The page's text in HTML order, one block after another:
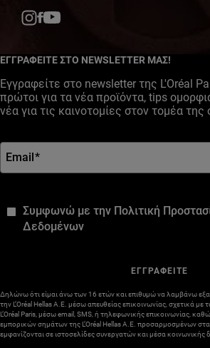
ΕΓΓΡΑΦΕΙΤΕ ΣΤΟ NEWSLETTER ΜΑΣ!
Εγγραφείτε στο newsletter της L'Oréal
πρώτοι για τα νέα προϊόντα, tips
νέα για τις καινοτομίες στον τομέα της
Email*
Συμφωνώ με την Πολιτική
Δεδομένων
ΕΓΓΡΑΦΕΙΤΕ
Δηλώνω ότι είμαι άνω των 16 ετών και επιθυμώ να λαμβάνω
την L’Oréal Hellas A.E. μέσω απευθείας επικοινωνίας, σχετικά με
L’Oréal Paris, μέσω email, SMS, ή τηλεφωνικής επικοινωνίας,
εμπορικών σημάτων της L’Oréal Hellas A.E. προσαρμοσμένων
εμφανίζονται σε ιστοσελίδες συνεργατών και μέσα κοινωνικής